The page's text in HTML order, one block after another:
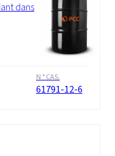
dans
N ° CAS.
61791-12-6